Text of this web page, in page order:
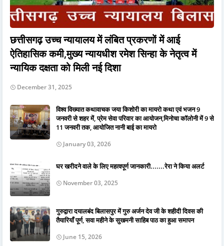
छत्तीसगढ़ उच्च न्यायालय में लंबित प्रकरणों में आई
ऐतिहासिक कमी,मुख्य न्यायधीश रमेश सिन्हा के नेतृत्व में
न्यायिक दक्षता को मिली नई दिशा
December 31, 2025
विश्व विख्यात कथावाचक जया किशोरी का मायरो कथा एवं भजन 9
जनवरी से शहर में, प्रेम सेवा परिवार का आयोजन,मिनोचा कॉलोनी में 9 से
11 जनवरी तक, आयोजित नानी बाई का मायरो
January 03, 2026
घर खरीदने वाले के लिए महत्वपूर्ण जानकारी.......रेरा ने किया अलर्ट
November 03, 2025
गुरुद्वारा दयालबंद बिलासपुर में गुरु अर्जन देव जी के शहीदी दिवस की
तैयारियाँ पूर्ण, सवा महीने के सुखमनी साहिब पाठ का हुआ समापन
June 15, 2026